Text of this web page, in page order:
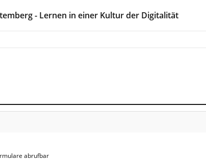
- Lernen in einer Kultur der Digitalität
abrufbar